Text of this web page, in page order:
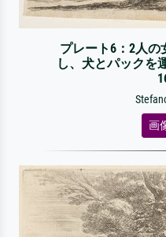
プレート6：2人
し、犬とパックを
画